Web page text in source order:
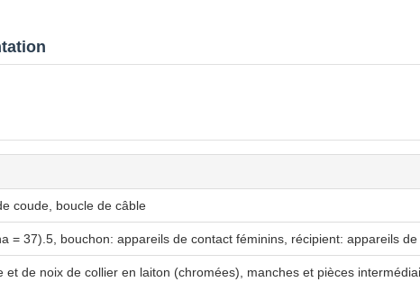
coude, boucle de câble
= 37).5, bouchon: appareils de contact féminins, récipient: appareils
et de noix de collier en laiton (chromées), manches et pièces